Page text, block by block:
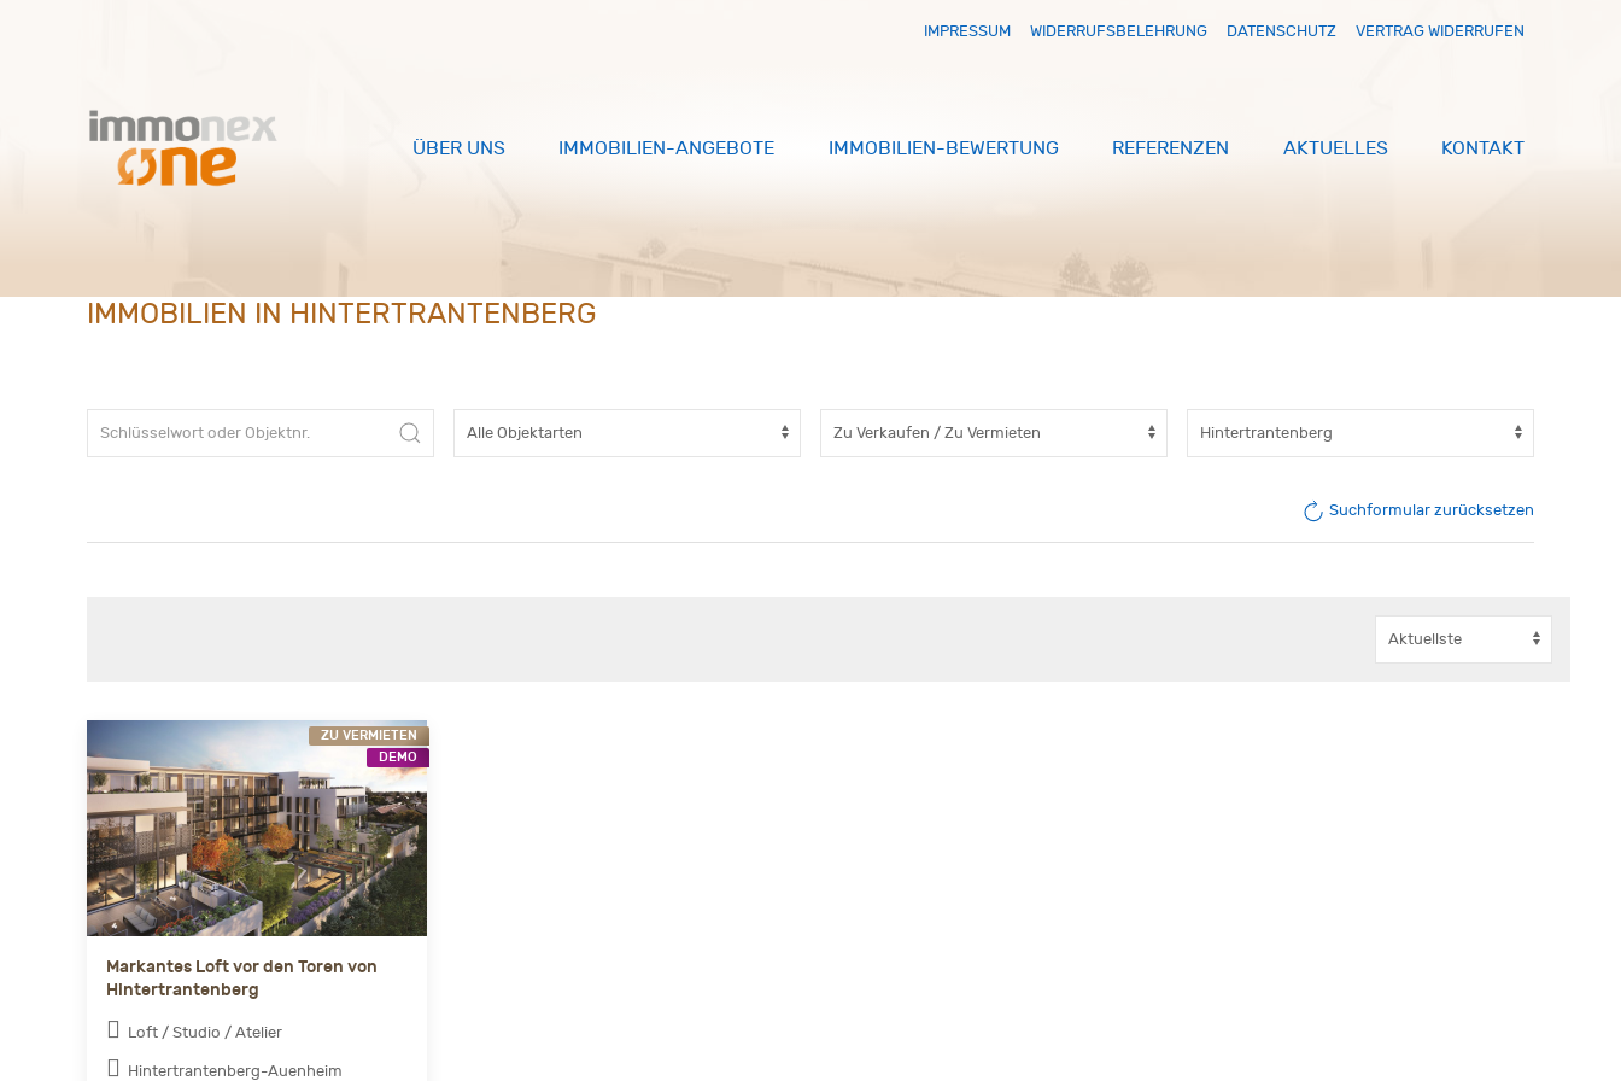
IMPRESSUM WIDERRUFSBELEHRUNG DATENSCHUTZ VERTRAG WIDERRUFEN
ÜBER UNS IMMOBILIEN-ANGEBOTE IMMOBILIEN-BEWERTUNG REFERENZEN AKTUELLES KONTAKT
IMMOBILIEN IN HINTERTRANTENBERG
Suchformular zurücksetzen
Markantes Loft vor den Toren von
Hintertrantenberg
Loft / Studio / Atelier
Hintertrantenberg-Auenheim
ZU VERMIETEN
DEMO